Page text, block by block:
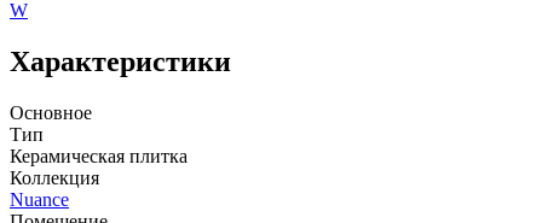
W
Характеристики
Основное
Тип
Керамическая плитка
Коллекция
Nuance